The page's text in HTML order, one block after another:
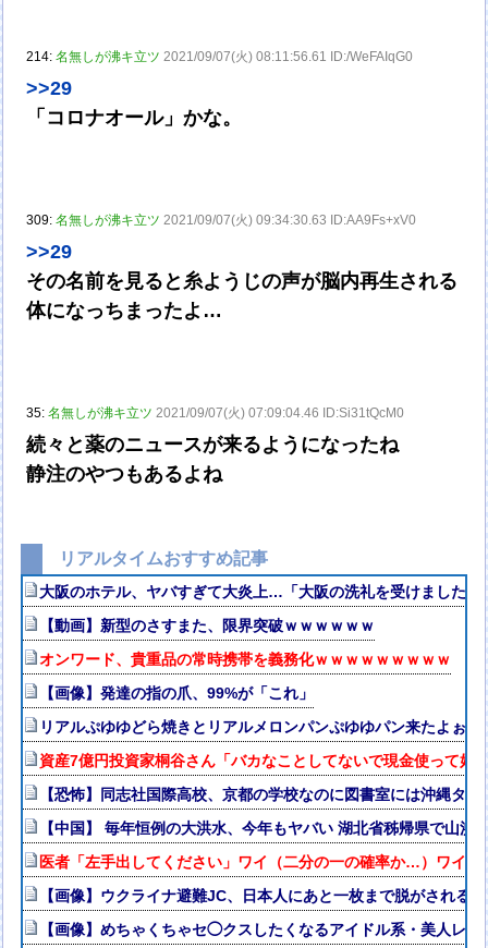
214:名無しが沸キ立ツ 2021/09/07(火) 08:11:56.61 ID:/WeFAIqG0
>>29
「コロナオール」かな。
309:名無しが沸キ立ツ 2021/09/07(火) 09:34:30.63 ID:AA9Fs+xV0
>>29
その名前を見ると糸ようじの声が脳内再生される
体になっちまったよ…
35:名無しが沸キ立ツ 2021/09/07(火) 07:09:04.46 ID:Si31tQcM0
続々と薬のニュースが来るようになったね
静注のやつもあるよね
リアルタイムおすすめ記事
大阪のホテル、ヤバすぎて大炎上…「大阪の洗礼を受けました」
【動画】新型のさすまた、限界突破ｗｗｗｗｗｗ
オンワード、貴重品の常時携帯を義務化ｗｗｗｗｗｗｗｗｗ
【画像】発達の指の爪、99%が「これ」
リアルぷゆゆどら焼きとリアルメロンパンぷゆゆパン来たよぉ🥺
資産7億円投資家桐谷さん「バカなことしてないで現金使って好
【恐怖】同志社国際高校、京都の学校なのに図書室には沖縄タ
【中国】 毎年恒例の大洪水、今年もヤバい 湖北省秭帰県で山
医者「左手出してください」ワイ（二分の一の確率か…）ワイ
【画像】ウクライナ避難JC、日本人にあと一枚まで脱がされる
【画像】めちゃくちゃセ◯クスしたくなるアイドル系・美人レ